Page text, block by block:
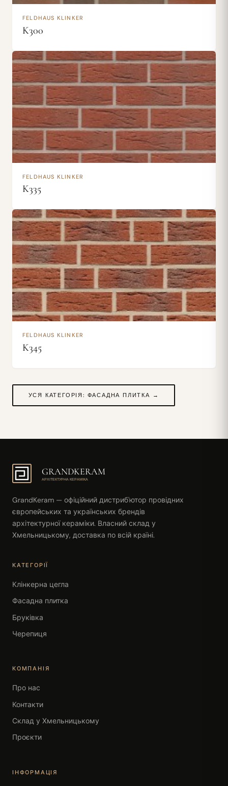
FELDHAUS KLINKER
K300
FELDHAUS KLINKER
K335
FELDHAUS KLINKER
K345
УСЯ КАТЕГОРІЯ: ФАСАДНА ПЛИТКА →
GRANDKERAM
АРХІТЕКТУРНА КЕРАМІКА
GrandKeram — офіційний дистриб'ютор провідних
європейських та українських брендів
архітектурної кераміки. Власний склад у
Хмельницькому, доставка по всій країні.
КАТЕГОРІЇ
Клінкерна цегла
Фасадна плитка
Бруківка
Черепиця
КОМПАНІЯ
Про нас
Контакти
Склад у Хмельницькому
Проєкти
ІНФОРМАЦІЯ